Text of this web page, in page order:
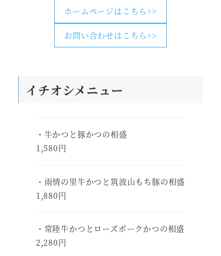
ホームページはこちら>>
お問い合わせはこちら>>
イチオシメニュー
・牛かつと豚かつの相盛
1,580円
・雨情の里牛かつと筑波山もち豚の相盛
1,880円
・常陸牛かつとローズポークかつの相盛
2,280円